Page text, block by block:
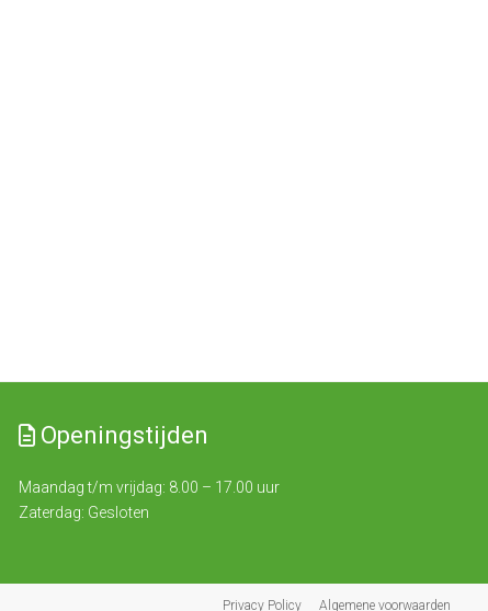
Openingstijden
Maandag t/m vrijdag: 8.00 – 17.00 uur
Zaterdag: Gesloten
Privacy Policy Algemene voorwaarden